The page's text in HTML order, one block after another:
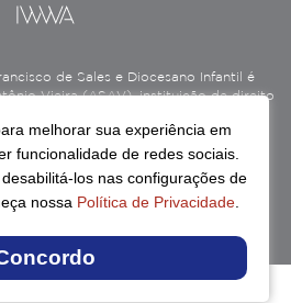
de Sales e Diocesano Infantil é
Vieira (ASAV), instituição de direito
de natureza educativa,
certificada como Entidade
(CEBAS), nas áreas de educação e
melhorar sua experiência em
funcionalidade de redes sociais.
los nas configurações de
nossa Política de Privacidade.